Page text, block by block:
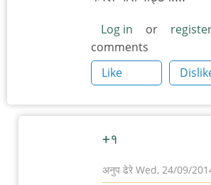
Log in or
comments
Like
+१
अनुप ढेरे Wed, 24/09/